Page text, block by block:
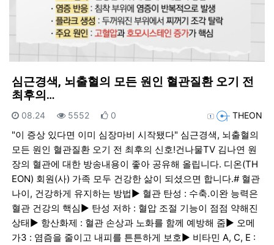
심근경색, 뇌출혈의 모든 원인 혈관질환 오기 전
최후의…
등록자THEON
등록일
08.24 조회
5552 추천
0
"이 증상 있다면 이미 심장마비 시작됐다" 심근경색, 뇌출혈의
모든 원인 혈관질환 오기 전 최후의 신호!건나물TV 김나연 원
장의 혈관에 대한 방송내용이 좋아 공유해 올립니다. 디온(TH
EON) 회원(사) 가족 모두 건강한 삶이 되셨으면 합니다.# 혈관
나이, 건강하게 유지하는 방법▶︎ 혈관 탄성 : 수축.이완 능력은
혈관 건강의 핵심▶︎ 탄성 저하 : 혈압 조절 기능이 점점 약해진
상태▶︎ 항산화제 : 혈관 손상과 노화를 함께 예방해 줌▶︎ 오메
가3 : 염즘을 줄이고 내피를 튼튼하게 보호▶︎ 비타민 A, C, E :